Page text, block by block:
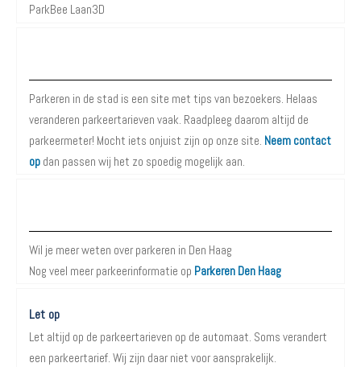
ParkBee Laan3D
Parkeren in de stad is een site met tips van bezoekers. Helaas
veranderen parkeertarieven vaak. Raadpleeg daarom altijd de
parkeermeter! Mocht iets onjuist zijn op onze site. Neem contact
op dan passen wij het zo spoedig mogelijk aan.
Wil je meer weten over parkeren in Den Haag
Nog veel meer parkeerinformatie op Parkeren Den Haag
Let op
Let altijd op de parkeertarieven op de automaat. Soms verandert
een parkeertarief. Wij zijn daar niet voor aansprakelijk.